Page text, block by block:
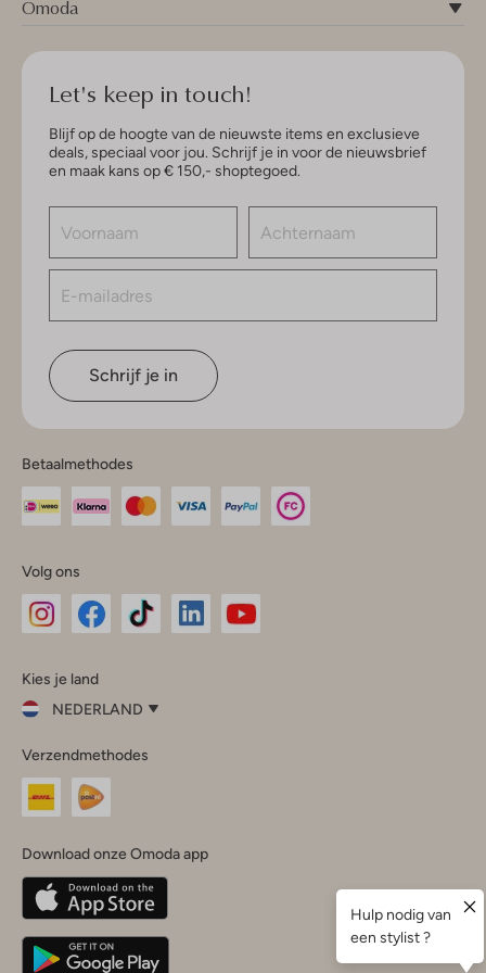
Omoda
Let's keep in touch!
Blijf op de hoogte van de nieuwste items en exclusieve
deals, speciaal voor jou. Schrijf je in voor de nieuwsbrief
en maak kans op € 150,- shoptegoed.
Schrijf je in
Betaalmethodes
Volg ons
InstagramFacebook
Kies je land
NEDERLAND
je
land
Nederland
Belgique(Français)
Deutschland
Verzendmethodes
Download onze Omoda app